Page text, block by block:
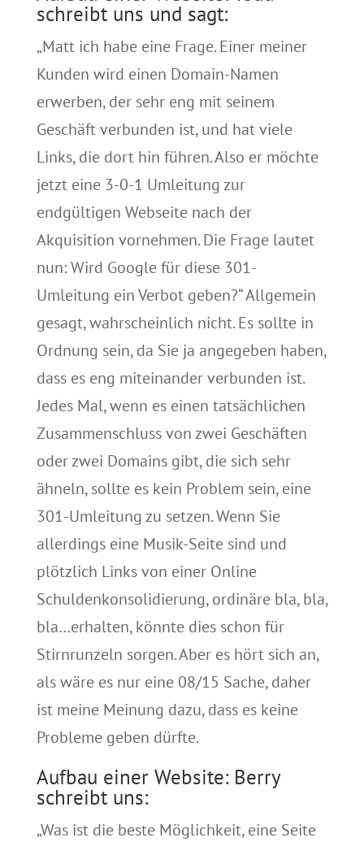
schreibt uns und sagt:
„Matt ich habe eine Frage. Einer meiner
Kunden wird einen Domain-Namen
erwerben, der sehr eng mit seinem
Geschäft verbunden ist, und hat viele
Links, die dort hin führen. Also er möchte
jetzt eine 3-0-1 Umleitung zur
endgültigen Webseite nach der
Akquisition vornehmen. Die Frage lautet
nun: Wird Google für diese 301-
Umleitung ein Verbot geben?“ Allgemein
gesagt, wahrscheinlich nicht. Es sollte in
Ordnung sein, da Sie ja angegeben haben,
dass es eng miteinander verbunden ist.
Jedes Mal, wenn es einen tatsächlichen
Zusammenschluss von zwei Geschäften
oder zwei Domains gibt, die sich sehr
ähneln, sollte es kein Problem sein, eine
301-Umleitung zu setzen. Wenn Sie
allerdings eine Musik-Seite sind und
plötzlich Links von einer Online
Schuldenkonsolidierung, ordinäre bla, bla,
bla…erhalten, könnte dies schon für
Stirnrunzeln sorgen. Aber es hört sich an,
als wäre es nur eine 08/15 Sache, daher
ist meine Meinung dazu, dass es keine
Probleme geben dürfte.
Aufbau einer Website: Berry
schreibt uns:
„Was ist die beste Möglichkeit, eine Seite